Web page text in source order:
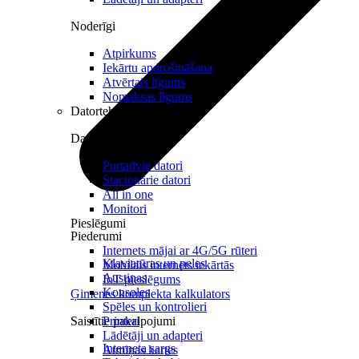
Pieslēgumi
Internets mājai ar 4G/5G rūteri
Mobilais internets iekārtās
IoT pieslēgums
Ģimenes komplekta kalkulators
Saistītie pakalpojumi
Interneta sargs
Noderīgi
Atpirkums
Iekārtu apdrošināšana
Atvērtais līgums
Nomaksas līgums
Datortehnika
Datori un Monitori
Portatīvie datori
Stacionārie datori
All in one
Monitori
Piederumi
Klaviatūras un peles
Austiņas
Konsoles
Spēles un kontrolieri
Printeri
Lādētāji un adapteri
Atmiņas kartes